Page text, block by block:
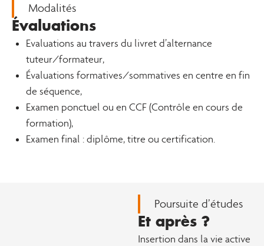
Modalités
Évaluations
Evaluations au travers du livret d’alternance
tuteur/formateur,
Évaluations formatives/sommatives en centre en fin
de séquence,
Examen ponctuel ou en CCF (Contrôle en cours de
formation),
Examen final : diplôme, titre ou certification.
Poursuite d’études
Et après ?
Insertion dans la vie active